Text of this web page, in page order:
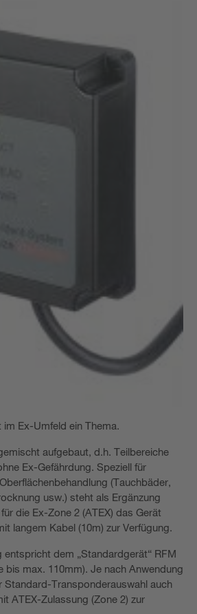
Ex-Umfeld ein Thema.
aufgebaut, d.h. Teilbereiche
Ex-Gefährdung. Speziell für
(Tauchbäder,
usw.) steht als Ergänzung
die Ex-Zone 2 (ATEX) das Gerät
langem Kabel (10m) zur Verfügung.
entspricht dem „Standardgerät“ RFM
bis max. 110mm). Je nach Anwendung
Standard-Transponderauswahl auch
ATEX-Zulassung (Zone 2) zur